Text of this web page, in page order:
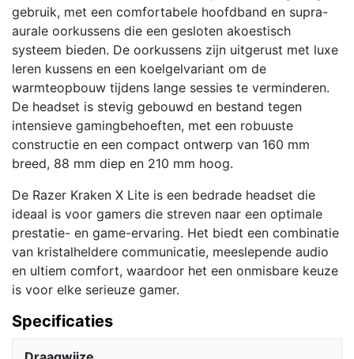
gebruik, met een comfortabele hoofdband en supra-
aurale oorkussens die een gesloten akoestisch
systeem bieden. De oorkussens zijn uitgerust met luxe
leren kussens en een koelgelvariant om de
warmteopbouw tijdens lange sessies te verminderen.
De headset is stevig gebouwd en bestand tegen
intensieve gamingbehoeften, met een robuuste
constructie en een compact ontwerp van 160 mm
breed, 88 mm diep en 210 mm hoog.
De Razer Kraken X Lite is een bedrade headset die
ideaal is voor gamers die streven naar een optimale
prestatie- en game-ervaring. Het biedt een combinatie
van kristalheldere communicatie, meeslepende audio
en ultiem comfort, waardoor het een onmisbare keuze
is voor elke serieuze gamer.
Specificaties